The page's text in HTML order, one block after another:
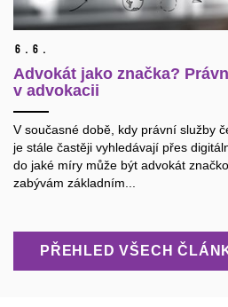
6. 6.
Advokát jako značka?
v advokacii
V současné době, kdy právní služby
je stále častěji vyhledávají přes
do jaké míry může být advokát
zabývám základním...
PŘEHLED VŠECH